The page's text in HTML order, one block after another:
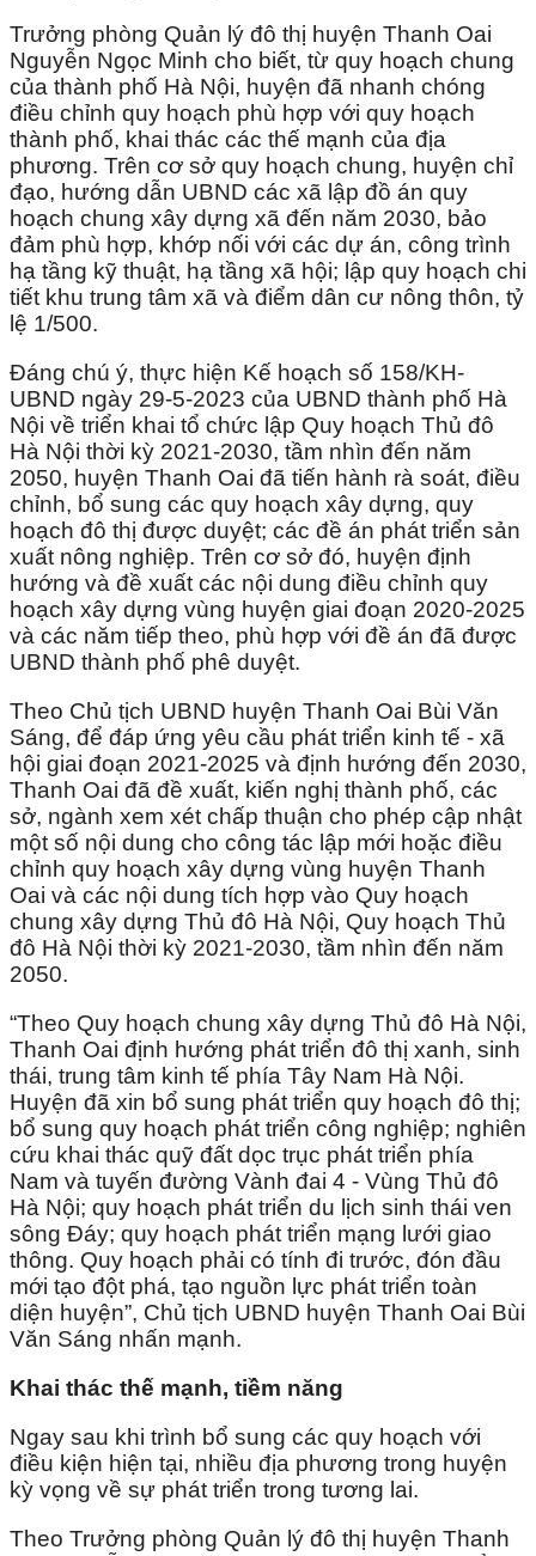
Trưởng phòng Quản lý đô thị huyện Thanh Oai
Nguyễn Ngọc Minh cho biết, từ quy hoạch chung
của thành phố Hà Nội, huyện đã nhanh chóng
điều chỉnh quy hoạch phù hợp với quy hoạch
thành phố, khai thác các thế mạnh của địa
phương. Trên cơ sở quy hoạch chung, huyện chỉ
đạo, hướng dẫn UBND các xã lập đồ án quy
hoạch chung xây dựng xã đến năm 2030, bảo
đảm phù hợp, khớp nối với các dự án, công trình
hạ tầng kỹ thuật, hạ tầng xã hội; lập quy hoạch chi
tiết khu trung tâm xã và điểm dân cư nông thôn, tỷ
lệ 1/500.
Đáng chú ý, thực hiện Kế hoạch số 158/KH-
UBND ngày 29-5-2023 của UBND thành phố Hà
Nội về triển khai tổ chức lập Quy hoạch Thủ đô
Hà Nội thời kỳ 2021-2030, tầm nhìn đến năm
2050, huyện Thanh Oai đã tiến hành rà soát, điều
chỉnh, bổ sung các quy hoạch xây dựng, quy
hoạch đô thị được duyệt; các đề án phát triển sản
xuất nông nghiệp. Trên cơ sở đó, huyện định
hướng và đề xuất các nội dung điều chỉnh quy
hoạch xây dựng vùng huyện giai đoạn 2020-2025
và các năm tiếp theo, phù hợp với đề án đã được
UBND thành phố phê duyệt.
Theo Chủ tịch UBND huyện Thanh Oai Bùi Văn
Sáng, để đáp ứng yêu cầu phát triển kinh tế - xã
hội giai đoạn 2021-2025 và định hướng đến 2030,
Thanh Oai đã đề xuất, kiến nghị thành phố, các
sở, ngành xem xét chấp thuận cho phép cập nhật
một số nội dung cho công tác lập mới hoặc điều
chỉnh quy hoạch xây dựng vùng huyện Thanh
Oai và các nội dung tích hợp vào Quy hoạch
chung xây dựng Thủ đô Hà Nội, Quy hoạch Thủ
đô Hà Nội thời kỳ 2021-2030, tầm nhìn đến năm
2050.
“Theo Quy hoạch chung xây dựng Thủ đô Hà Nội,
Thanh Oai định hướng phát triển đô thị xanh, sinh
thái, trung tâm kinh tế phía Tây Nam Hà Nội.
Huyện đã xin bổ sung phát triển quy hoạch đô thị;
bổ sung quy hoạch phát triển công nghiệp; nghiên
cứu khai thác quỹ đất dọc trục phát triển phía
Nam và tuyến đường Vành đai 4 - Vùng Thủ đô
Hà Nội; quy hoạch phát triển du lịch sinh thái ven
sông Đáy; quy hoạch phát triển mạng lưới giao
thông. Quy hoạch phải có tính đi trước, đón đầu
mới tạo đột phá, tạo nguồn lực phát triển toàn
diện huyện”, Chủ tịch UBND huyện Thanh Oai Bùi
Văn Sáng nhấn mạnh.
Khai thác thế mạnh, tiềm năng
Ngay sau khi trình bổ sung các quy hoạch với
điều kiện hiện tại, nhiều địa phương trong huyện
kỳ vọng về sự phát triển trong tương lai.
Theo Trưởng phòng Quản lý đô thị huyện Thanh